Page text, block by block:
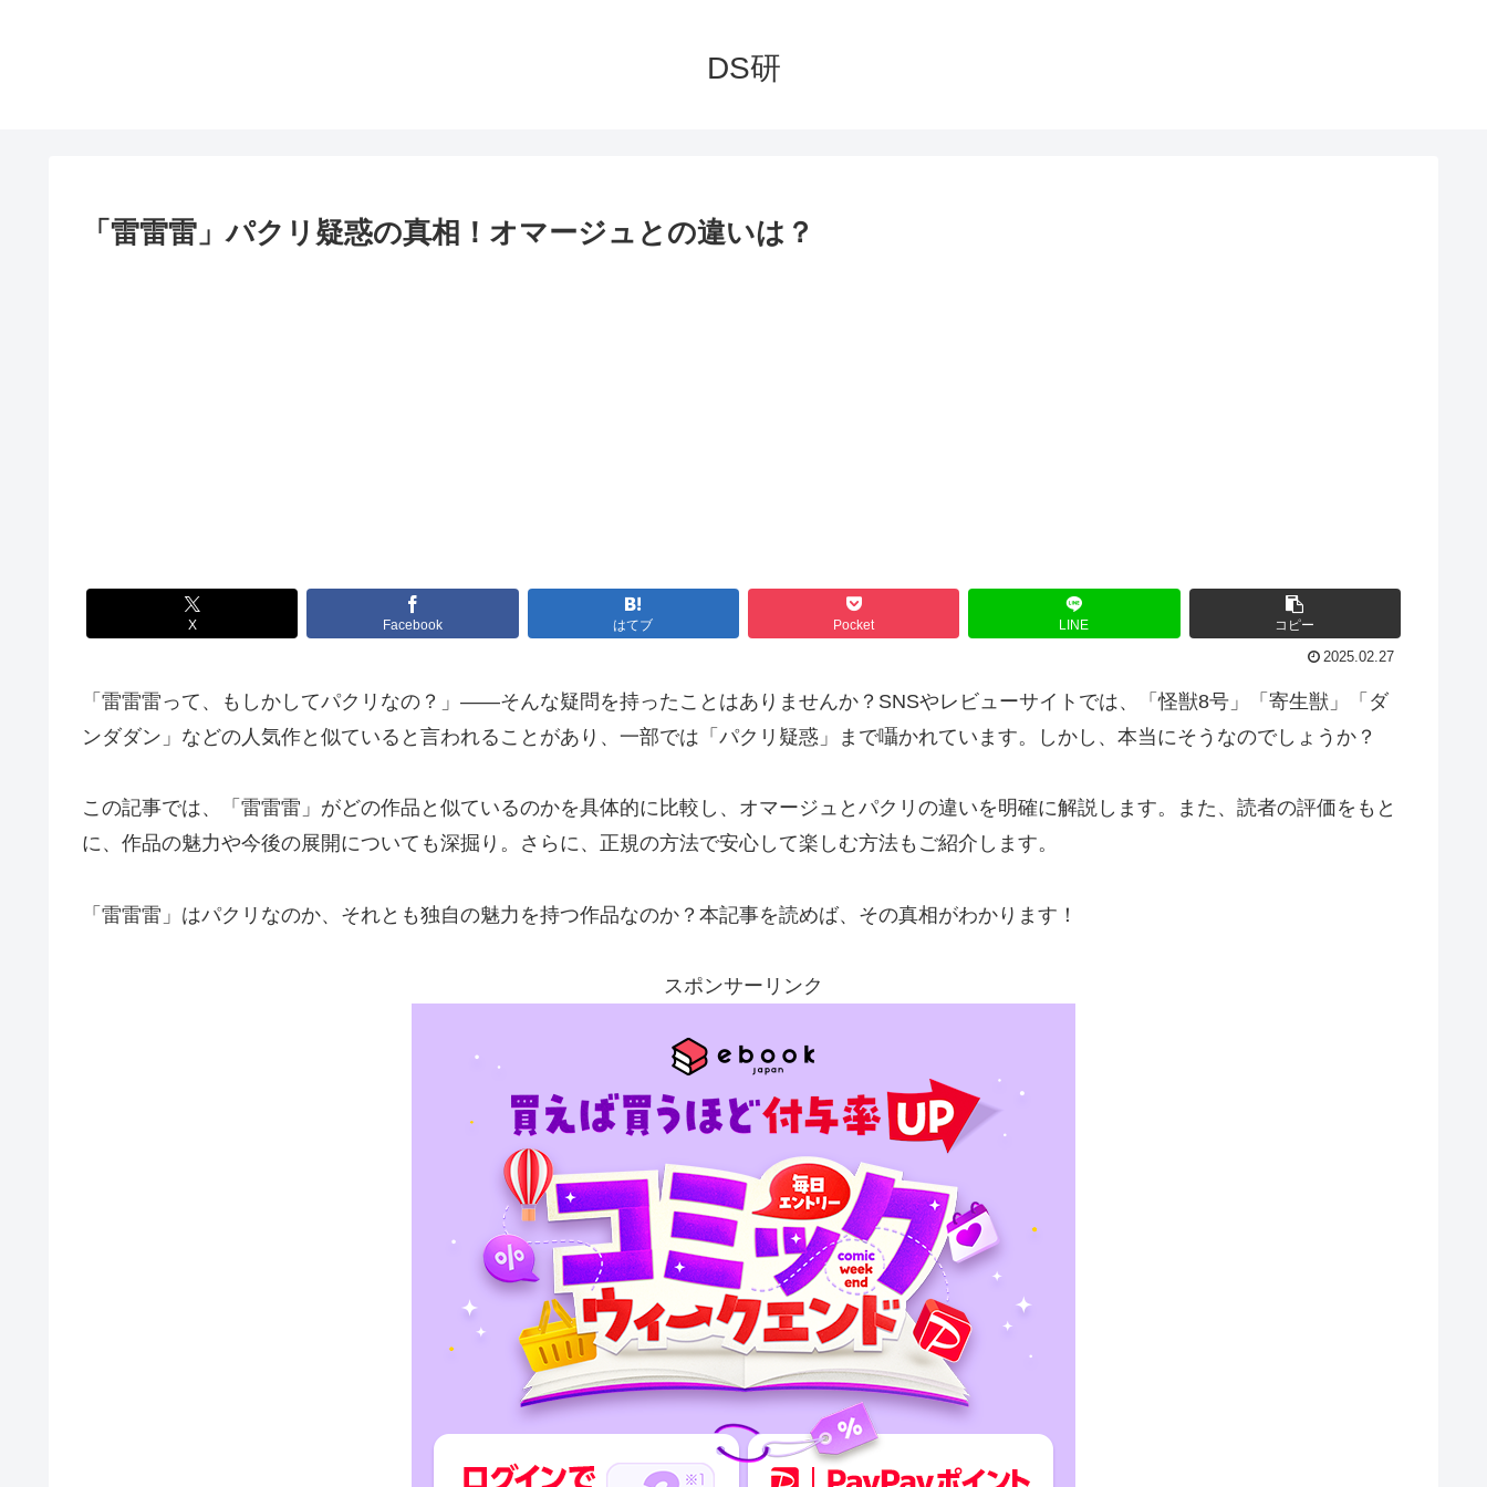
DS研
「雷雷雷」パクリ疑惑の真相！オマージュとの違いは？
X Facebook はてブ Pocket LINE コピー
2025.02.27
「雷雷雷って、もしかしてパクリなの？」——そんな疑問を持ったことはありませんか？SNSやレビューサイトでは、「怪獣8号」「寄生獣」「ダ
ンダダン」などの人気作と似ていると言われることがあり、一部では「パクリ疑惑」まで囁かれています。しかし、本当にそうなのでしょうか？
この記事では、「雷雷雷」がどの作品と似ているのかを具体的に比較し、オマージュとパクリの違いを明確に解説します。また、読者の評価をもと
に、作品の魅力や今後の展開についても深掘り。さらに、正規の方法で安心して楽しむ方法もご紹介します。
「雷雷雷」はパクリなのか、それとも独自の魅力を持つ作品なのか？本記事を読めば、その真相がわかります！
スポンサーリンク